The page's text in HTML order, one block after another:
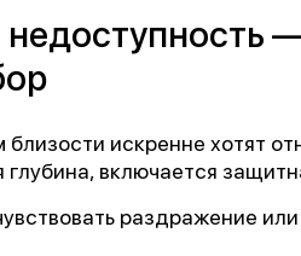
психотерапевтических
«Феникс: Призвание и
Министерство
В.М. Бехтерева.
победа:2-е место в той
искренне хотят
включается
раздражение